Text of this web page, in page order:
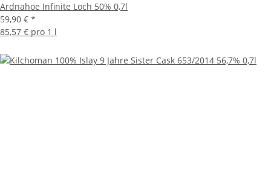
Ardnahoe Infinite Loch 50% 0,7l
59,90 € *
85,57 € pro 1 l